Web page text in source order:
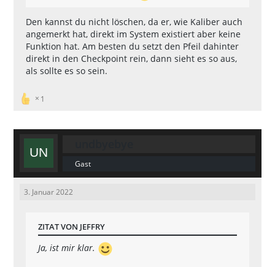
Den kannst du nicht löschen, da er, wie Kaliber auch
angemerkt hat, direkt im System existiert aber keine
Funktion hat. Am besten du setzt den Pfeil dahinter
direkt in den Checkpoint rein, dann sieht es so aus,
als sollte es so sein.
1
Gast
3. Januar 2022
ZITAT VON JEFFRY
Ja, ist mir klar.